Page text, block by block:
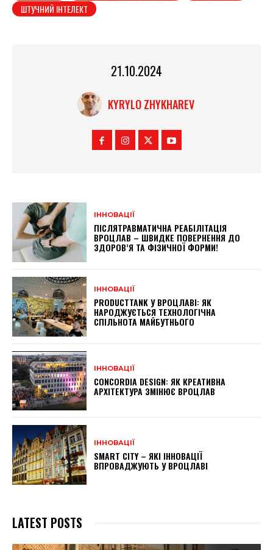
ШТУЧНИЙ ІНТЕЛЕКТ
21.10.2024
KYRYLO ZHYKHAREV
ІННОВАЦІЇ
ПІСЛЯТРАВМАТИЧНА РЕАБІЛІТАЦІЯ
ВРОЦЛАВ – ШВИДКЕ ПОВЕРНЕННЯ ДО
ЗДОРОВ’Я ТА ФІЗИЧНОЇ ФОРМИ!
ІННОВАЦІЇ
PRODUCTTANK У ВРОЦЛАВІ: ЯК
НАРОДЖУЄТЬСЯ ТЕХНОЛОГІЧНА
СПІЛЬНОТА МАЙБУТНЬОГО
ІННОВАЦІЇ
CONCORDIA DESIGN: ЯК КРЕАТИВНА
АРХІТЕКТУРА ЗМІНЮЄ ВРОЦЛАВ
ІННОВАЦІЇ
SMART CITY – ЯКІ ІННОВАЦІЇ
ВПРОВАДЖУЮТЬ У ВРОЦЛАВІ
LATEST POSTS